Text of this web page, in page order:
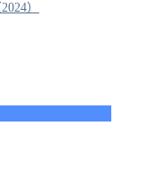
）